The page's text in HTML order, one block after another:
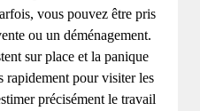
vous pouvez être pris
ou un déménagement.
sur place et la panique
rapidement pour visiter les
précisément le travail